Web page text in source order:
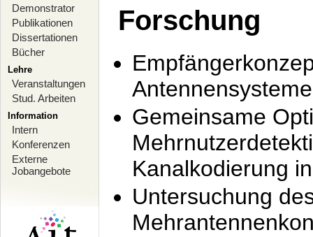
Demonstrator
Publikationen
Dissertationen
Bücher
Lehre
Veranstaltungen
Stud. Arbeiten
Information
Intern
Konferenzen
Externe
Jobangebote
Forschung
Antennensysteme
Gemeinsame
Kanalkodierung
Untersuchung